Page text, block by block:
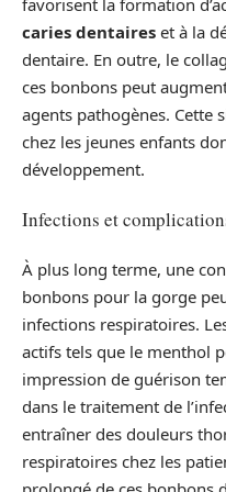
caries dentaires et à la
dentaire. En outre, le
ces bonbons peut
agents pathogènes. Cette
chez les jeunes enfants
développement.
Infections et
À plus long terme, une
bonbons pour la gorge
infections respiratoires.
actifs tels que le menthol
impression de guérison
dans le traitement de
entraîner des douleurs
respiratoires chez les